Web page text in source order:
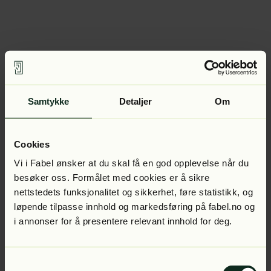
Samtykke Detaljer Om
Cookies
Vi i Fabel ønsker at du skal få en god opplevelse når du
besøker oss. Formålet med cookies er å sikre
nettstedets funksjonalitet og sikkerhet, føre statistikk, og
løpende tilpasse innhold og markedsføring på fabel.no og
i annonser for å presentere relevant innhold for deg.